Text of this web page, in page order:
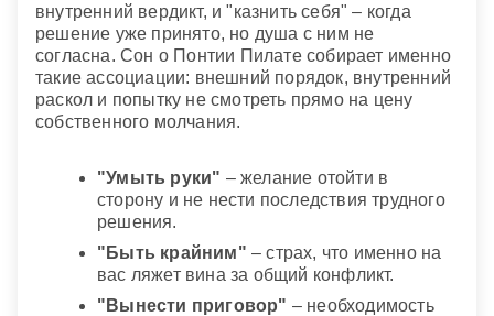
внутренний вердикт, и "казнить себя" – когда
решение уже принято, но душа с ним не
согласна. Сон о Понтии Пилате собирает именно
такие ассоциации: внешний порядок, внутренний
раскол и попытку не смотреть прямо на цену
собственного молчания.
"Умыть руки" – желание отойти в
сторону и не нести последствия трудного
решения.
"Быть крайним" – страх, что именно на
вас ляжет вина за общий конфликт.
"Вынести приговор" – необходимость